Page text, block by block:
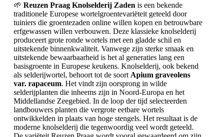
🌱 Reuzen Praag Knolselderij Zaden is een bekende
traditionele Europese wortelgroentevariëteit geteeld door
tuiniers die groentezaden online willen kopen en betrouwbare
erfgewassen willen verbouwen. Deze klassieke knolselderij
produceert grote ronde wortels met een gladde schil en
uitstekende binnenkwaliteit. Vanwege zijn sterke smaak en
uitstekende bewaarbaarheid is het al generaties lang een
basisgroente in Europese keukens. Knolselderij, ook bekend
als selderijwortel, behoort tot de soort Apium graveolens
var. rapaceum. Het vindt zijn oorsprong in wilde
selderijplanten die inheems zijn in Noord-Europa en het
Middellandse Zeegebied. In de loop der tijd selecteerden
landbouwers planten die vergrote eetbare wortels
ontwikkelden in plaats van hoge stengels. Het resultaat is de
moderne knolselderij die tegenwoordig veel wordt geteeld.